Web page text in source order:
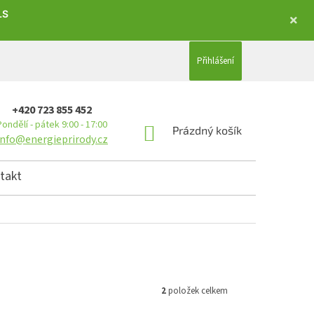
Přihlášení
+420 723 855 452
- pátek 9:00 - 17:00 NÁKUPNÍ KOŠÍK
Prázdný košík
2položek celkem